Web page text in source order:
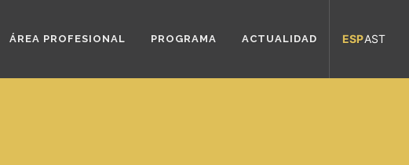
ÁREA PROFESIONAL PROGRAMA ACTUALIDAD ESPAST